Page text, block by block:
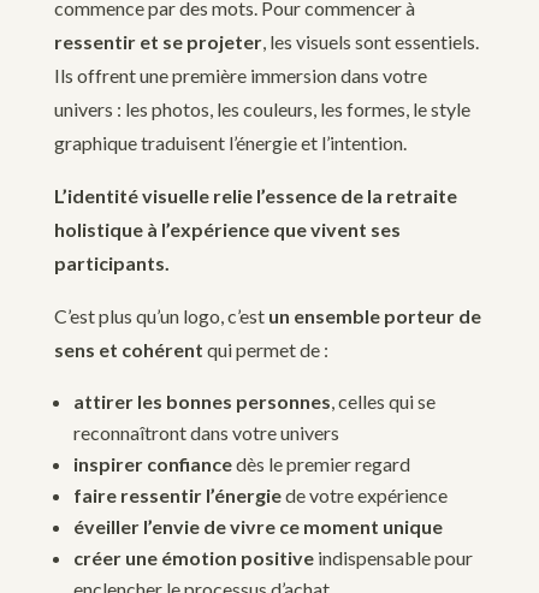
commence par des mots. Pour commencer à
ressentir et se projeter, les visuels sont essentiels.
Ils offrent une première immersion dans votre
univers : les photos, les couleurs, les formes, le style
graphique traduisent l’énergie et l’intention.
L’identité visuelle relie l’essence de la retraite
holistique à l’expérience que vivent ses
participants.
C’est plus qu’un logo, c’est un ensemble porteur de
sens et cohérent qui permet de :
attirer les bonnes personnes, celles qui se
reconnaîtront dans votre univers
inspirer confiancedès le premier regard
faire ressentir l’énergiede votre expérience
éveiller l’envie de vivre ce moment unique
créer une émotion positiveindispensable pour